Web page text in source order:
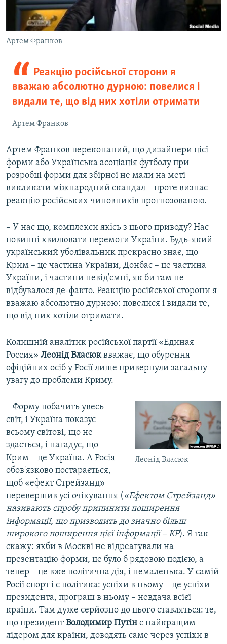
Артем Франков
Реакцію російської сторони я
вважаю абсолютно дурною: повелися і
видали те, що від них хотіли отримати
Артем Франков
Артем Франков переконаний, що дизайнери цієї
форми або Українська асоціація футболу при
розробці форми для збірної не мали на меті
викликати міжнародний скандал – проте визнає
реакцію російських чиновників прогнозованою.
– У нас що, комплекси якісь з цього приводу? Нас
повинні хвилювати перемоги України. Будь-який
український уболівальник прекрасно знає, що
Крим – це частина України, Донбас – це частина
України, і частини невід'ємні, як би там не
відбувалося де-факто. Реакцію російської сторони я
вважаю абсолютно дурною: повелися і видали те,
що від них хотіли отримати.
Колишній аналітик російської партії «Единая
Россия» Леонід Власюквважає, що обурення
офіційних осіб у Росії лише привернули загальну
увагу до проблеми Криму.
Леонід Власюк
– Форму побачить увесь
світ, і Україна показує
всьому світові, що не
здасться, і нагадує, що
Крим – це Україна. А Росія
обов'язково постарається,
щоб «ефект Стрейзанд»
перевершив усі очікування ( «Ефектом Стрейзанд»
називають спробу припинити поширення
інформації, що призводить до значно більш
широкого поширення цієї інформації – КР). Я так
скажу: якби в Москві не відреагували на
презентацію форми, це було б рядовою подією, а
тепер – це вже політична дія, і немаленька. У самій
Росії спорт і є політика: успіхи в ньому – це успіхи
президента, програш в ньому – невдача всієї
країни. Там дуже серйозно до цього ставляться: те,
що президентВолодимир Путін є найкращим
лідером для країни, доводять саме через успіхи в